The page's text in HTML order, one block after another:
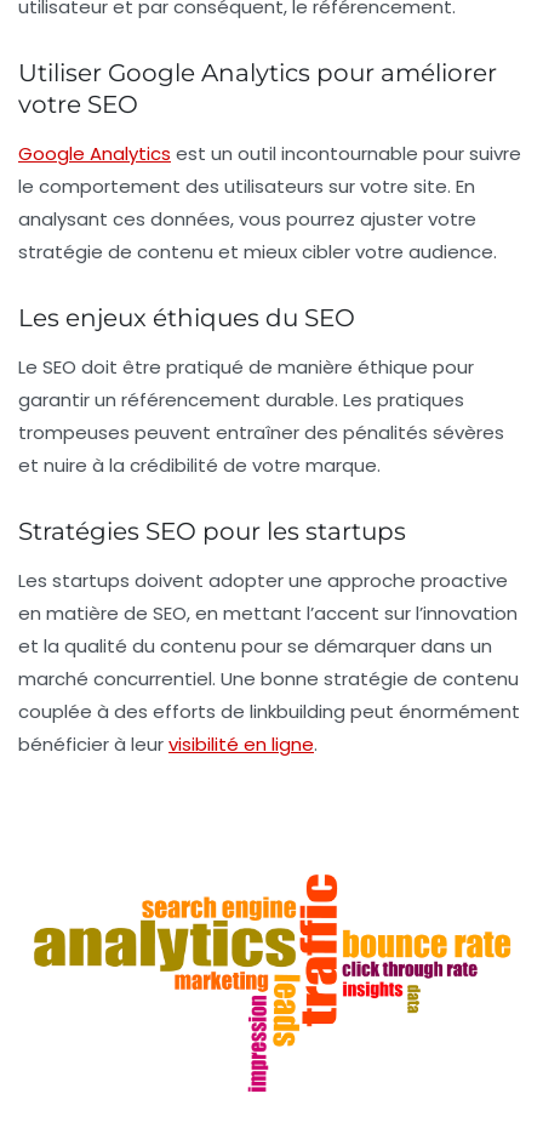
utilisateur et par conséquent, le référencement.
Utiliser Google Analytics pour améliorer
votre SEO
Google Analytics est un outil incontournable pour suivre
le comportement des utilisateurs sur votre site. En
analysant ces données, vous pourrez ajuster votre
stratégie de contenu et mieux cibler votre audience.
Les enjeux éthiques du SEO
Le SEO doit être pratiqué de manière éthique pour
garantir un référencement durable. Les pratiques
trompeuses peuvent entraîner des pénalités sévères
et nuire à la crédibilité de votre marque.
Stratégies SEO pour les startups
Les startups doivent adopter une approche proactive
en matière de SEO, en mettant l’accent sur l’innovation
et la qualité du contenu pour se démarquer dans un
marché concurrentiel. Une bonne stratégie de contenu
couplée à des efforts de linkbuilding peut énormément
bénéficier à leurvisibilité en ligne.